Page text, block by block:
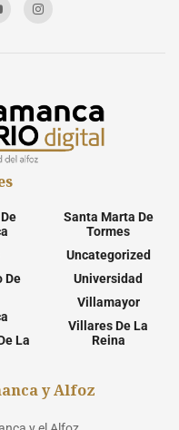
De
La
Santa Marta De
Tormes
Uncategorized
Universidad
Villamayor
Villares De La
Reina
y Alfoz